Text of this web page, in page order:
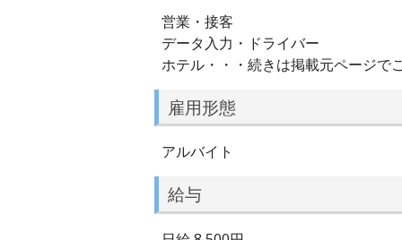
営業・接客
データ入力・ドライバー
ホテル・・・続きは掲載元ページで
雇用形態
アルバイト
給与